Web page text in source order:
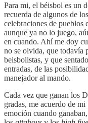
Para mi, el béisbol es un
recuerda de algunos de
celebraciones de pueblos
aunque ya no lo juego,
en cuando. Ahí me doy
no se olvida, que todavía
beisbolistas, y que
entradas, de las
manejador al mando.
Cada vez que ganan los
gradas, me acuerdo de
emoción cuando